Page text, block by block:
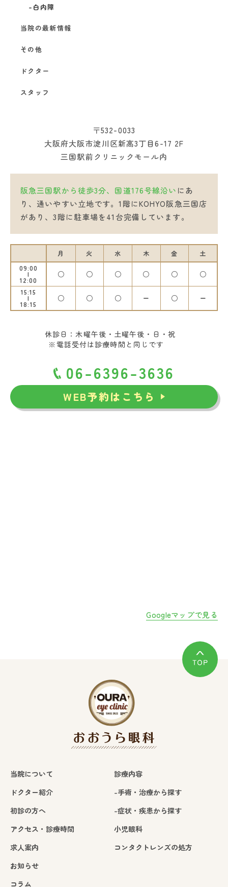
白内障
当院の最新情報
その他
ドクター
スタッフ
〒532-0033
大阪府大阪市淀川区新高3丁目6-17 2F
三国駅前クリニックモール内
阪急三国駅から徒歩3分、国道176号線沿い にあ
り、通いやすい立地です。1階にKOHYO阪急三国店
があり、3階に駐車場を41台完備しています。
月 火 水 木 金
土
09:00
12:00
○ ○ ○ ○ ○ ○
15:15
18:15
○ ○ ○ ー ○ ー
休診日：木曜午後・土曜午後・日・祝
※電話受付は診療時間と同じです
06-6396-3636
WEB予約はこちら
Googleマップで見る
当院について
ドクター紹介
初診の方へ
アクセス・診療時間
求人案内
お知らせ
コラム
診療内容
-手術・治療から探す
-症状・疾患から探す
小児眼科
コンタクトレンズの処方